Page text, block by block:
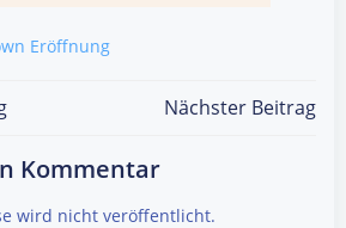
Eröffnung
Post
navigation
Nächster Beitrag
Kommentar
wird nicht veröffentlicht.